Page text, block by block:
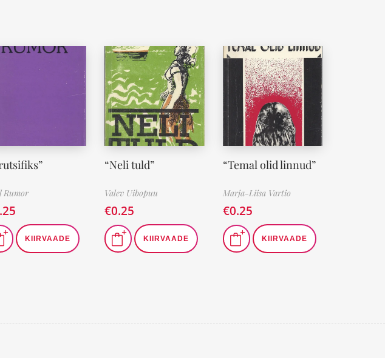
Rumor
KIIRVAADE
“Neli tuld”
Valev Uibopuu
€0.25
KIIRVAADE
“Temal olid linnud”
Marja-Liisa Vartio
€0.25
KIIRVAADE